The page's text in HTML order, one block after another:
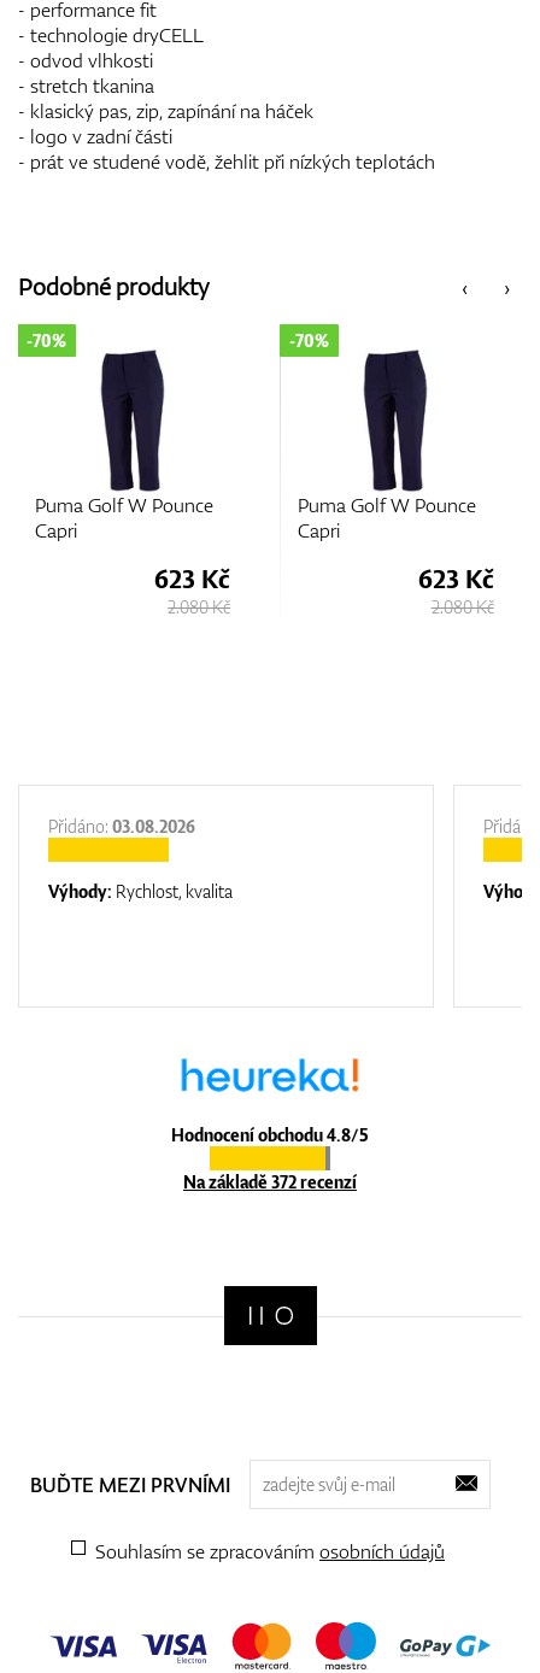
- performance fit
- technologie dryCELL
- odvod vlhkosti
- stretch tkanina
- klasický pas, zip, zapínání na háček
- logo v zadní části
- prát ve studené vodě, žehlit při nízkých teplotách
‹
Podobné produkty ›
Puma Golf W Pounce
Capri
-70%
623 Kč
2.080 Kč
Puma Golf W Pounce
Capri
-70%
623 Kč
2.080 Kč
Hodnocení obchodu 4.8/5
Na základě 372 recenzí
Přidáno: 03.08.2026
Výhody: Rychlost, kvalita
BUĎTE MEZI PRVNÍMI
Souhlasím se zpracováním osobních údajů